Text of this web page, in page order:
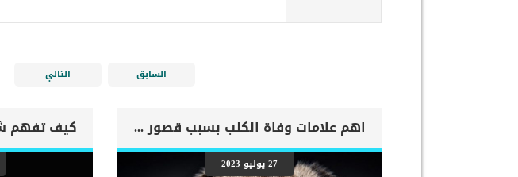
السابق التالي
اهم علامات وفاة الكلب بسبب قصور القلب الاحتقانى
27 يوليو 2023